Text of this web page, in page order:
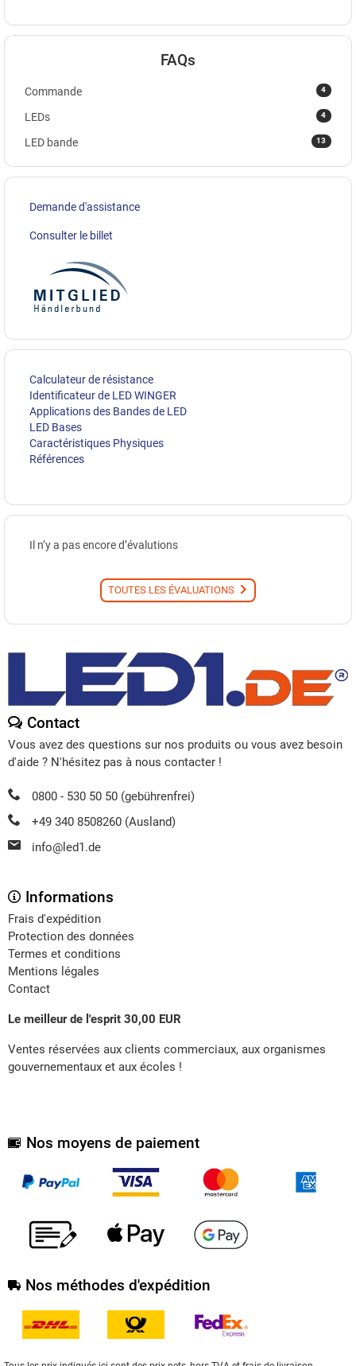
FAQs
4
Commande
4
LEDs
13
LED bande
Demande d'assistance
Consulter le billet
Calculateur de résistance
Identificateur de LED WINGER
Applications des Bandes de LED
LED Bases
Caractéristiques Physiques
Références
Il n’y a pas encore d’évalutions
TOUTES LES ÉVALUATIONS
Contact
Vous avez des questions sur nos produits ou vous avez besoin
d'aide ? N'hésitez pas à nous contacter !
0800 - 530 50 50 (gebührenfrei)
+49 340 8508260 (Ausland)
info@led1.de
Informations
Frais d'expédition
Protection des données
Termes et conditions
Mentions légales
Contact
Le meilleur de l'esprit 30,00 EUR
Ventes réservées aux clients commerciaux, aux organismes
gouvernementaux et aux écoles !
Nos moyens de paiement
Nos méthodes d'expédition